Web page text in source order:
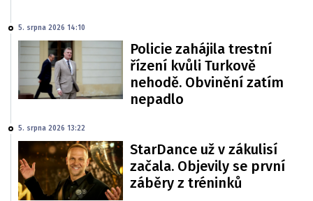
5. srpna 2026 14:10
Policie zahájila trestní
řízení kvůli Turkově
nehodě. Obvinění zatím
nepadlo
5. srpna 2026 13:22
StarDance už v zákulisí
začala. Objevily se první
záběry z tréninků